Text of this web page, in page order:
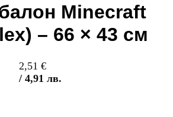
Minecraft
– 66 × 43 см
2,51 €
/ 4,91 лв.